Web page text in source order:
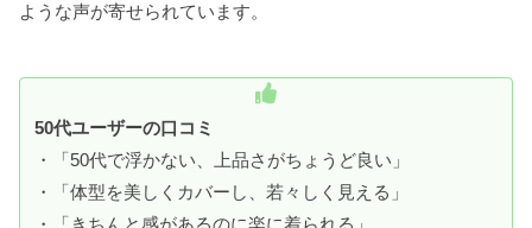
ような声が寄せられています。
50代ユーザーの口コミ
・「50代で浮かない、上品さがちょうど良い」
・「体型を美しくカバーし、若々しく見える」
・「きちんと感があるのに楽に着られる」